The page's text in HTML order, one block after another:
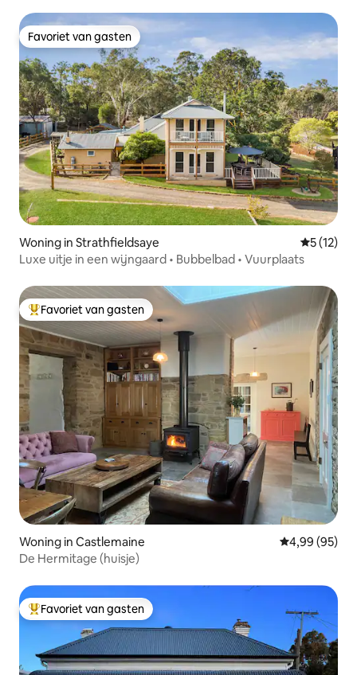
Favoriet van gasten
Favoriet van gasten
Woning in Strathfieldsaye
5 (12)
Luxe uitje in een wijngaard • Bubbelbad • Vuurplaats
Topfavoriet van gasten
Favoriet van gasten
Woning in Castlemaine Gemiddelde
4,99 (95)
De Hermitage (huisje)
Topfavoriet van gasten
Favoriet van gasten